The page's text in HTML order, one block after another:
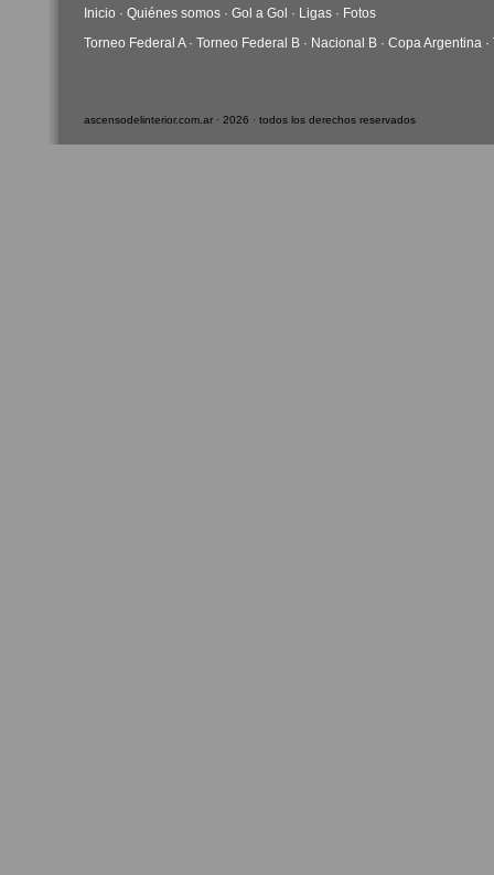
Inicio · Quiénes somos · Gol a Gol · Ligas · Fotos
Torneo Federal A· Torneo Federal B · Nacional B · Copa Argentina ·
ascensodelinterior.com.ar · 2026 · todos los derechos reservados